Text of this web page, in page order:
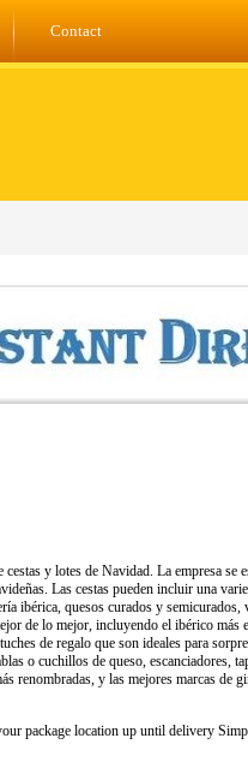
Contact
y lotes de Navidad. La empresa
Las cestas pueden incluir una
ibérica, quesos curados y
de lo mejor, incluyendo el ibérico
de regalo que son ideales para
o cuchillos de queso, escanciadores,
renombradas, y las mejores marcas de
package location up until delivery